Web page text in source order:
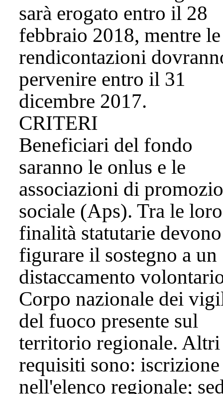
sarà erogato entro il 28
febbraio 2018, mentre le
rendicontazioni
pervenire entro il 31
dicembre 2017.
CRITERI
Beneficiari del fondo
saranno le onlus e le
associazioni di
sociale (Aps). Tra le loro
finalità statutarie devono
figurare il sostegno a un
distaccamento
Corpo nazionale dei
del fuoco presente sul
territorio regionale. Altri
requisiti sono: iscrizione
nell'elenco regionale;